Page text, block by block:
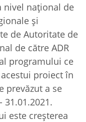
nivel național de
și
de Autoritate de
de către ADR
programului ce
proiect în
prevăzut a se
31.01.2021.
este creșterea